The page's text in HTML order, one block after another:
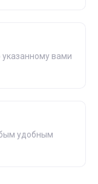
вами
удобным